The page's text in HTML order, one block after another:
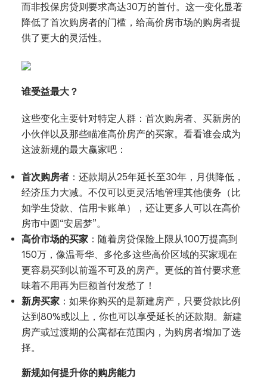
而非投保房贷则要求高达30万的首付。这一变化显著
降低了首次购房者的门槛，给高价房市场的购房者提
供了更大的灵活性。
谁受益最大？
这些变化主要针对特定人群：首次购房者、买新房的
小伙伴以及那些瞄准高价房产的买家。看看谁会成为
这波新规的最大赢家吧：
首次购房者：还款期从25年延长至30年，月供降低，
经济压力大减。不仅可以更灵活地管理其他债务（比
如学生贷款、信用卡账单），还让更多人可以在高价
房市中圆“安居梦”。
高价市场的买家：随着房贷保险上限从100万提高到
150万，像温哥华、多伦多这些高价区域的买家现在
更容易买到以前遥不可及的房产。更低的首付要求意
味着不用再为巨额首付发愁了！
新房买家：如果你购买的是新建房产，只要贷款比例
达到80%或以上，你也可以享受延长的还款期。新建
房产或过渡期的公寓都在范围内，为购房者增加了选
择。
新规如何提升你的购房能力